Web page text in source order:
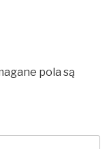
pola są